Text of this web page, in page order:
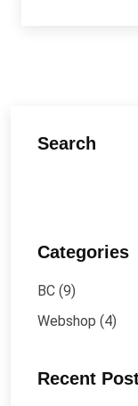
Search
Categories
BC (9)
Webshop (4)
Recent